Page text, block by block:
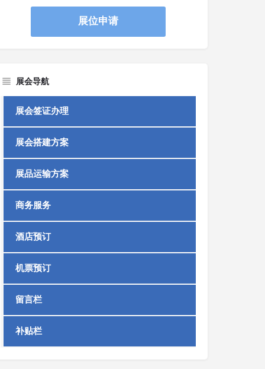
展位申请
展会导航
展会签证办理
展会搭建方案
展品运输方案
商务服务
酒店预订
机票预订
留言栏
补贴栏